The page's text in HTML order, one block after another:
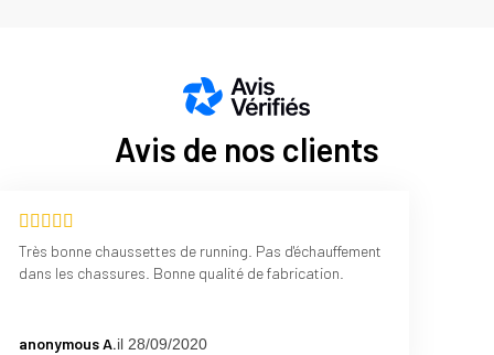
Avis de nos clients
Très bonne chaussettes de running. Pas d'échauffement
dans les chassures. Bonne qualité de fabrication.
anonymous A.il 28/09/2020